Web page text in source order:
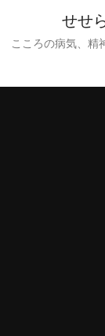
せせ
こころの病気、精